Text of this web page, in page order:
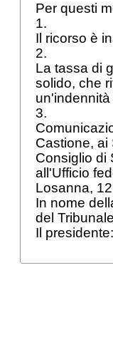
Per questi
1.
Il ricorso è
2.
La tassa di
solido, che
3.
Castione, ai
Consiglio di
all'Ufficio
Losanna,
In nome
del
Il